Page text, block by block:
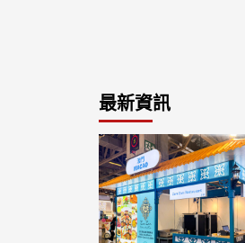
最新資訊